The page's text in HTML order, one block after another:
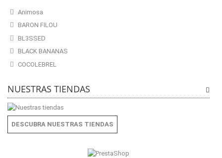
Animosa
BARON FILOU
BL3SSED
BLACK BANANAS
COCOLEBREL
NUESTRAS TIENDAS
DESCUBRA NUESTRAS TIENDAS